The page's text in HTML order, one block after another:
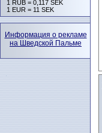
1 RUB = 0,117 SEK
1 EUR = 11 SEK
Информация о рекламе
на Шведской Пальме